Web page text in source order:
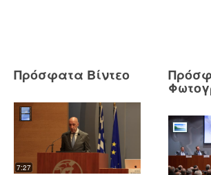
Πρόσφατα Βίντεο
7:27